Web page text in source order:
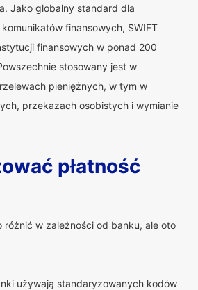
Jako globalny standard dla
finansowych, SWIFT
finansowych w ponad 200
stosowany jest w
pieniężnych, w tym w
przekazach osobistych i wymianie
płatność
różnić w zależności od banku, ale oto
używają standaryzowanych kodów